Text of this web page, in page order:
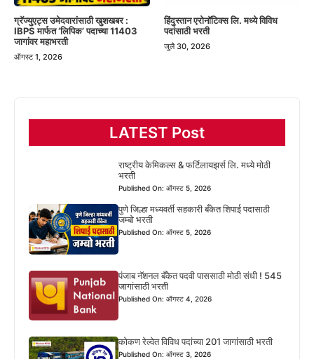
ग्रॅज्युएट्स उमेदवारांसाठी खुशखबर :
IBPS मार्फत ‘लिपिक’ पदाच्या 11403
जागांवर महाभरती
ऑगस्ट 1, 2026
हिंदुस्तान एरोनॉटिक्स लि. मध्ये विविध
पदांसाठी भरती
जुलै 30, 2026
LATEST Post
राष्ट्रीय केमिकल्स & फर्टिलायझर्स लि. मध्ये मोठी
भरती
Published On: ऑगस्ट 5, 2026
पुणे जिल्हा मध्यवर्ती सहकारी बँकेत शिपाई पदासाठी
जम्बो भरती
Published On: ऑगस्ट 5, 2026
पंजाब नॅशनल बँकेत पदवी पाससाठी मोठी संधी ! 545
जागांसाठी भरती
Published On: ऑगस्ट 4, 2026
कोकण रेल्वेत विविध पदांच्या 201 जागांसाठी भरती
Published On: ऑगस्ट 3, 2026